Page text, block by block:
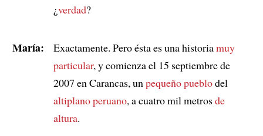
¿verdad?
María: Exactamente. Pero ésta es una historiamuy
particular, y comienza el 15 septiembre de
2007 en Carancas, un pequeño pueblodel
altiplano peruano, a cuatro mil metrosde
altura.